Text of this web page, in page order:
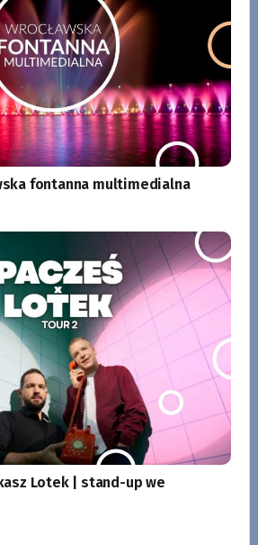
fontanna multimedialna
Lotek | stand-up we